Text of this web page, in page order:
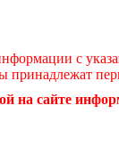
с
на сайте